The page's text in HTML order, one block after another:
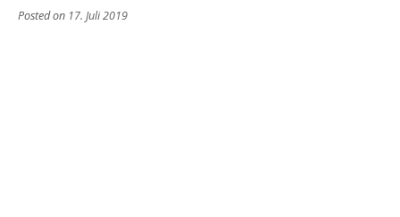
Posted on 17. Juli 2019